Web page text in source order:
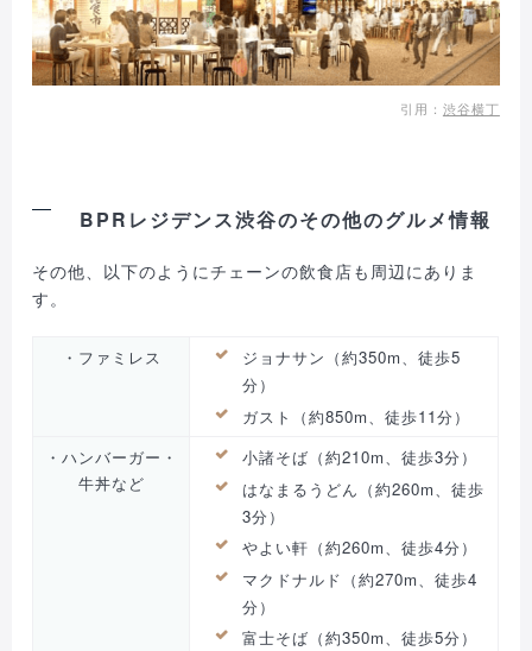
引用： 渋谷横丁
BPRレジデンス渋谷のその他のグルメ情報
その他、以下のようにチェーンの飲食店も周辺にありま
す。
・ファミレス
ジョナサン（約350m、徒歩5
分）
ガスト（約850m、徒歩11分）
・ハンバーガー・
牛丼など
小諸そば（約210m、徒歩3分）
はなまるうどん（約260m、徒歩
3分）
やよい軒（約260m、徒歩4分）
マクドナルド（約270m、徒歩4
分）
富士そば（約350m、徒歩5分）